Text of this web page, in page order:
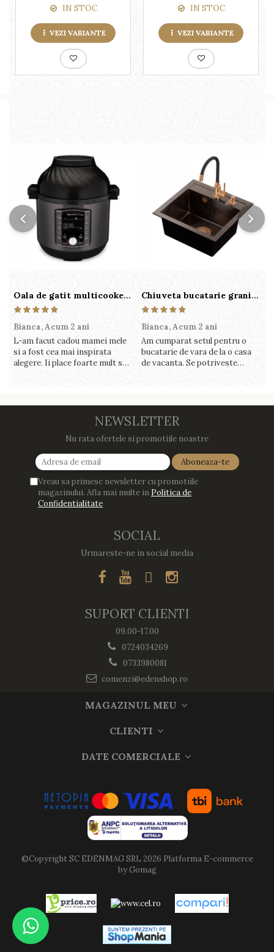
IN STOC
VEZI VARIANTE
IN STOC
VEZI VARIANTE
Oala de gatit multicooker 11 functii Instant Pot Pro Crisp 8 + Air Fryer 7.6 lt
Bianca,Acum 2 ani
L-am facut cadou mamei mele
si a fost cea mai inspirata
alegere. Ii place foarte mult sa
gandesc serios sa imi cumpar
si eu! Recomand mult !
Chiuveta bucatarie granit cu finisaj negru perlat/cupru Steingran Art Copper cu dozator si baterie Quadron
Bianca,Acum 2 ani
Am cumparat setul pentru o
bucatarie de vara de la o casa
de vacanta. Se potriveste
cu drag !
NEWSLETTER
Nu rata ofertele si promotiile noastre
Vreau sa primesc newsletter cu promotiile
magazinului. Afla mai multe in Politica de
Confidentialitate
SOCIAL
Urmareste-ne in social media
SUPORT CLIENTI
09.00-17.00
0724034269
0733980081
comenzi@edenshop.ro
MAGAZINUL MEU
CLIENTI
DATE COMERCIALE
©Copyright SC EDENMAG SRL 2026 Platforma E-commerce
by Gomag